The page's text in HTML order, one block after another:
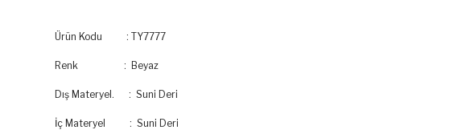
Ürün Kodu : TY7777
Renk : Beyaz
Dış Materyel. : Suni Deri
İç Materyel : Suni Deri